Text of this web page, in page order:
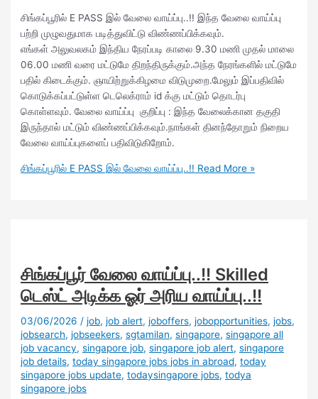
சிங்கப்பூரில் E PASS இல் வேலை வாய்ப்பு..!! இந்த வேலை வாய்ப்பு
பற்றி முழுவதுமாக படித்துவிட்டு விண்ணப்பிக்கவும்.
எங்கள் அலுவலகம் இந்திய நேரப்படி காலை 9.30 மணி முதல் மாலை
06.00 மணி வரை மட்டுமே திறந்திருக்கும்.அந்த நேரங்களில் மட்டுமே
பதில் கிடைக்கும். ஞாயிற்றுக்கிழமை விடுமுறை.மேலும் இப்பதிவில்
கொடுக்கப்பட்டுள்ள டெலெக்ராம் id க்கு மட்டும் தொடர்பு
கொள்ளவும். வேலை வாய்ப்பு குறிப்பு : இந்த வேலைக்கான தகுதி
இருந்தால் மட்டும் விண்ணப்பிக்கவும்.நாங்கள் தினந்தோறும் நிறைய
வேலை வாய்ப்புகளைப் பதிவிடுகிறோம்.
சிங்கப்பூரில் E PASS இல் வேலை வாய்ப்பு..!! Read More »
சிங்கப்பூர் வேலை வாய்ப்பு..!! Skilled
டெஸ்ட் அடிக்க ஓர் அரிய வாய்ப்பு..!!
03/06/2026/job,job alert,joboffers,jobopportunities,jobs,
jobsearch,jobseekers,sgtamilan,singapore,singapore all
job vacancy,singapore job,singapore job alert,singapore
job details,today singapore jobs jobs in abroad,today
singapore jobs update,todaysingapore jobs,todya
singapore jobs